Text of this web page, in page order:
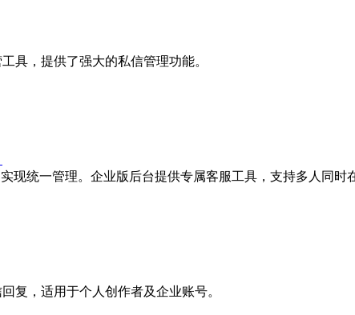
具，提供了强大的私信管理功能。
现统一管理。企业版后台提供专属客服工具，支持多人同时
复，适用于个人创作者及企业账号。